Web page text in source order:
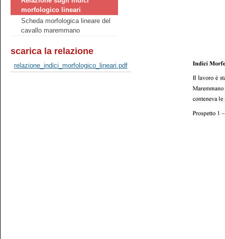
morfologico lineari
Scheda morfologica lineare del
cavallo maremmano
scarica la relazione
relazione_indici_morfologico_lineari.pdf